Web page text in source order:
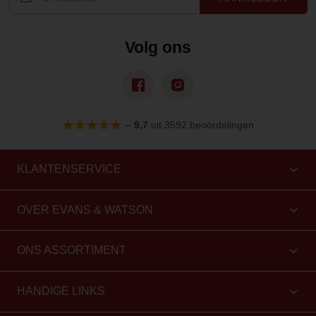
Volg ons
– 9,7 uit 3592 beoordelingen
KLANTENSERVICE
OVER EVANS & WATSON
ONS ASSORTIMENT
HANDIGE LINKS